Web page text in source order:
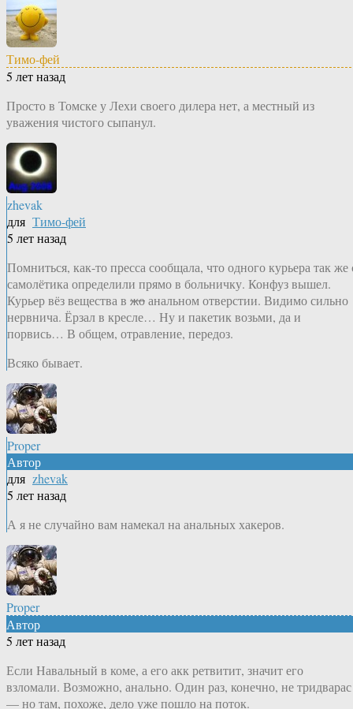
Тимо-фей
5 лет назад
Просто в Томске у Лехи своего дилера нет, а местный из
уважения чистого сыпанул.
zhevak
для Тимо-фей
5 лет назад
Помниться, как-то пресса сообщала, что одного курьера так же
самолётика определили прямо в больничку. Конфуз вышел.
Курьер вёз вещества в жоанальном отверстии. Видимо сильно
нервнича. Ёрзал в кресле… Ну и пакетик возьми, да и
порвись… В общем, отравление, передоз.
Всяко бывает.
Proper
Автор
для zhevak
5 лет назад
А я не случайно вам намекал на анальных хакеров.
Proper
Автор
5 лет назад
Если Навальный в коме, а его акк ретвитит, значит его
взломали. Возможно, анально. Один раз, конечно, не тридварас
— но там, похоже, дело уже пошло на поток.